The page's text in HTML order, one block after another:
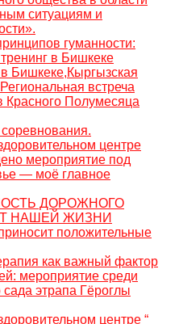
ситуациям и
гуманности:
в Бишкеке
Бишкеке,Кыргызская
встреча
Красного Полумесяца
центре
мероприятие под
— моё главное
ДОРОЖНОГО
НАШЕЙ ЖИЗНИ
положительные
как важный фактор
мероприятие среди
сада этрапа Гёроглы
центре “